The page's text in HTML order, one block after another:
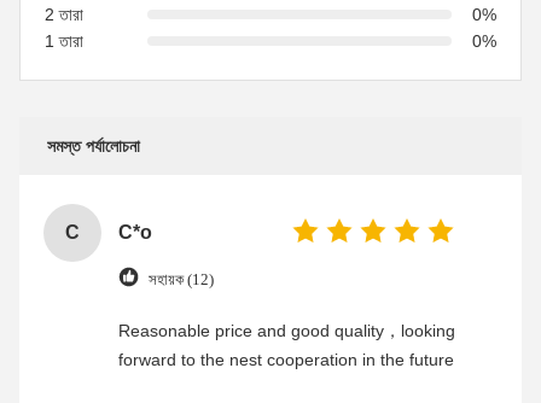
2 তারা
0%
1 তারা
0%
সমস্ত পর্যালোচনা
C C*o
সহায়ক (12)
Reasonable price and good quality，looking
forward to the nest cooperation in the future